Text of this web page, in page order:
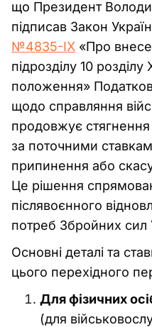
що Президент
підписав Закон
№4835-IX «Про
підрозділу 10 розділу
положення»
щодо справляння
продовжує
за поточними
припинення або
Це рішення
післявоєнного
потреб Збройних сил
Основні деталі та
цього перехідного
Для фізичних
(для